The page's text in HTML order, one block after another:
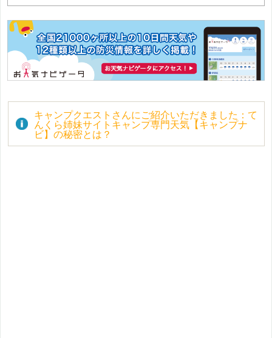
キャンプクエストさんにご紹介いただきました：て
んくら姉妹サイトキャンプ専門天気【キャンプナ
ビ】の秘密とは？